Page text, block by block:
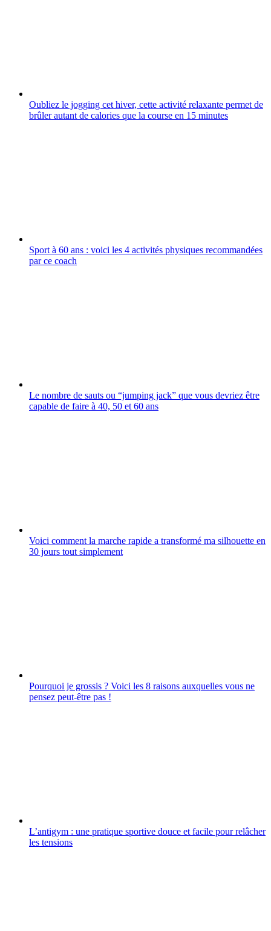
Oubliez le jogging cet hiver, cette activité relaxante permet de
brûler autant de calories que la course en 15 minutes
Sport à 60 ans : voici les 4 activités physiques recommandées
par ce coach
Le nombre de sauts ou “jumping jack” que vous devriez être
capable de faire à 40, 50 et 60 ans
Voici comment la marche rapide a transformé ma silhouette en
30 jours tout simplement
Pourquoi je grossis ? Voici les 8 raisons auxquelles vous ne
pensez peut-être pas !
L’antigym : une pratique sportive douce et facile pour relâcher
les tensions